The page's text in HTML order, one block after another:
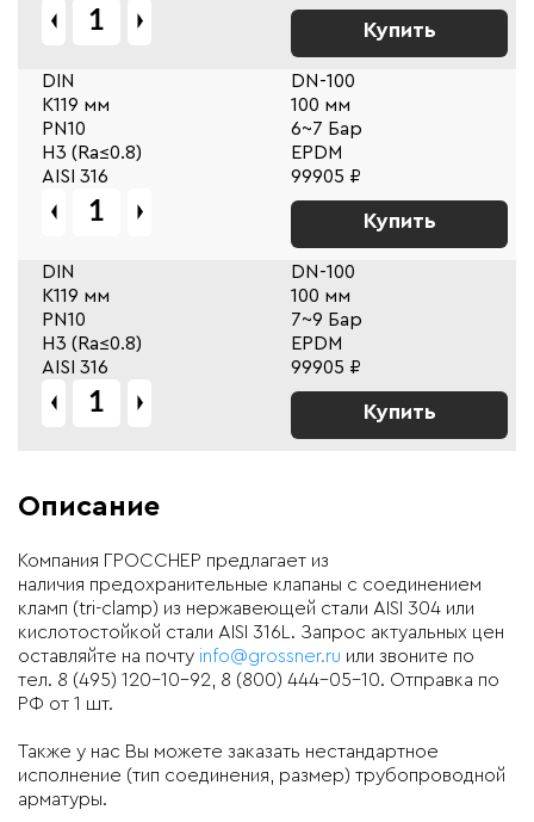
Купить
DIN
DN-100
К119 мм
100 мм
PN10
6~7 Бар
Н3 (Ra≤0.8)
EPDM
AISI 316
99905 ₽
Купить
DIN
DN-100
К119 мм
100 мм
PN10
7~9 Бар
Н3 (Ra≤0.8)
EPDM
AISI 316
99905 ₽
Купить
Описание
Компания ГРОССНЕР предлагает из
наличия предохранительные клапаны с соединением
кламп (tri-clamp) из нержавеющей стали AISI 304 или
кислотостойкой стали AISI 316L. Запрос актуальных цен
оставляйте на почту info@grossner.ru или звоните по
тел. 8 (495) 120-10-92, 8 (800) 444-05-10. Отправка по
РФ от 1 шт.
Также у нас Вы можете заказать нестандартное
исполнение (тип соединения, размер) трубопроводной
арматуры.